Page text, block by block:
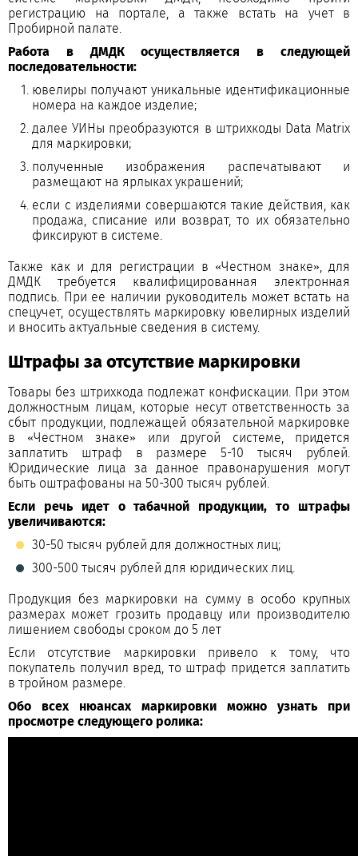
регистрацию на портале, а также встать на учет в
Пробирной палате.
Работа в ДМДК осуществляется в следующей
последовательности:
ювелиры получают уникальные идентификационные
номера на каждое изделие;
далее УИНы преобразуются в штрихкоды Data Matrix
для маркировки;
полученные изображения распечатывают и
размещают на ярлыках украшений;
если с изделиями совершаются такие действия, как
продажа, списание или возврат, то их обязательно
фиксируют в системе.
Также как и для регистрации в «Честном знаке», для
ДМДК требуется квалифицированная электронная
подпись. При ее наличии руководитель может встать на
спецучет, осуществлять маркировку ювелирных изделий
и вносить актуальные сведения в систему.
Штрафы за отсутствие маркировки
Товары без штрихкода подлежат конфискации. При этом
должностным лицам, которые несут ответственность за
сбыт продукции, подлежащей обязательной маркировке
в «Честном знаке» или другой системе, придется
заплатить штраф в размере 5-10 тысяч рублей.
Юридические лица за данное правонарушения могут
быть оштрафованы на 50-300 тысяч рублей.
Если речь идет о табачной продукции, то штрафы
увеличиваются:
30-50 тысяч рублей для должностных лиц;
300-500 тысяч рублей для юридических лиц.
Продукция без маркировки на сумму в особо крупных
размерах может грозить продавцу или производителю
лишением свободы сроком до 5 лет
Если отсутствие маркировки привело к тому, что
покупатель получил вред, то штраф придется заплатить
в тройном размере.
Обо всех нюансах маркировки можно узнать при
просмотре следующего ролика: